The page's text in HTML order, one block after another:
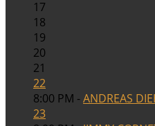
17
18
19
20
21
22
8:00 PM -ANDREAS
23